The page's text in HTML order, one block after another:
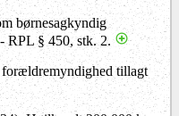
børnesagkyndig
RPL § 450, stk. 2.
tillagt